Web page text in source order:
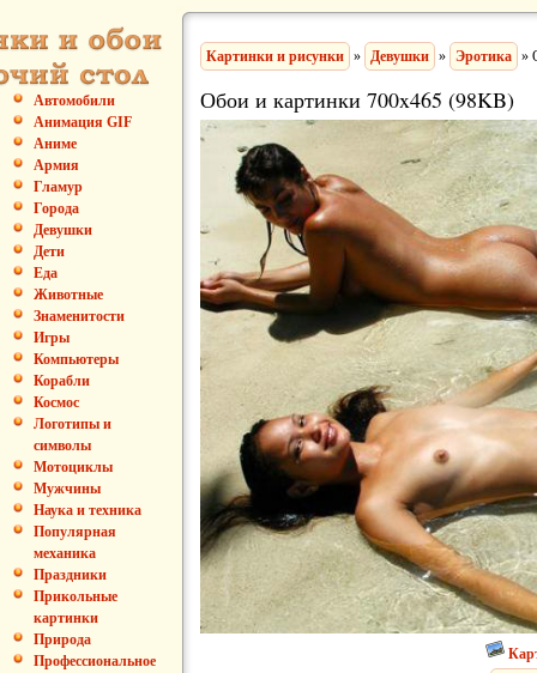
Автомобили
Анимация GIF
Аниме
Армия
Гламур
Города
Девушки
Дети
Еда
Животные
Знаменитости
Игры
Компьютеры
Корабли
Космос
Логотипы и
символы
Мотоциклы
Мужчины
Наука и техника
Популярная
механика
Праздники
Прикольные
картинки
Природа
Профессиональное
Картинки и рисунки » Девушки » Эротика »
Обои и картинки 700x465 (98KB)